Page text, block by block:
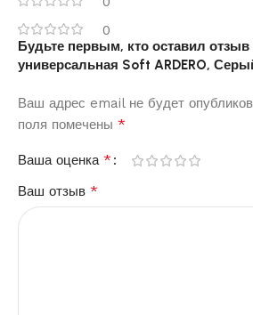
0
Будьте первым, кто оставил отзыв
универсальная Soft ARDERO,
Ваш адрес email не будет
поля помечены *
Ваша оценка *
Ваш отзыв *